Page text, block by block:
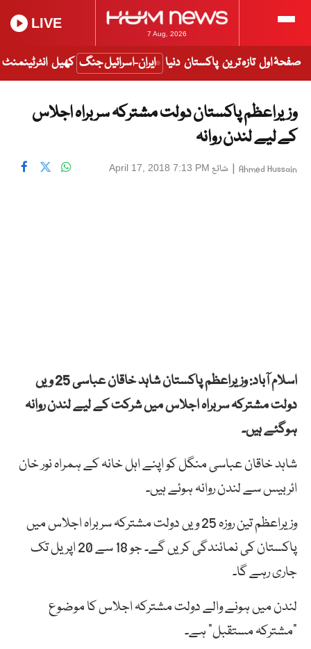
7 Aug, 2026
LIVE
صفحۂ اول تازہ ترین پاکستان دنیا ایران-اسرائیل جنگ کھیل انٹرٹینمنٹ
وزیراعظم پاکستان دولت مشترکہ سربراہ اجلاس
کے لیے لندن روانہ
Ahmed Hussain
| شائع April 17, 2018 7:13 PM
اسلام آباد: وزیراعظم پاکستان شاہد خاقان عباسی 25 ویں
دولت مشترکہ سربراہ اجلاس میں شرکت کے لیے لندن روانہ
ہوگئے ہیں۔
شاہد خاقان عباسی منگل کو اپنے اہل خانہ کے ہمراہ نور خان
ائربیس سے لندن روانہ ہوئے ہیں۔
وزیراعظم تین روزہ 25 ویں دولت مشترکہ سربراہ اجلاس میں
پاکستان کی نمائندگی کریں گے۔ جو 18 سے 20 اپریل تک
جاری رہے گا۔
لندن میں ہونے والے دولت مشترکہ اجلاس کا موضوع
“مشترکہ مستقبل” ہے۔